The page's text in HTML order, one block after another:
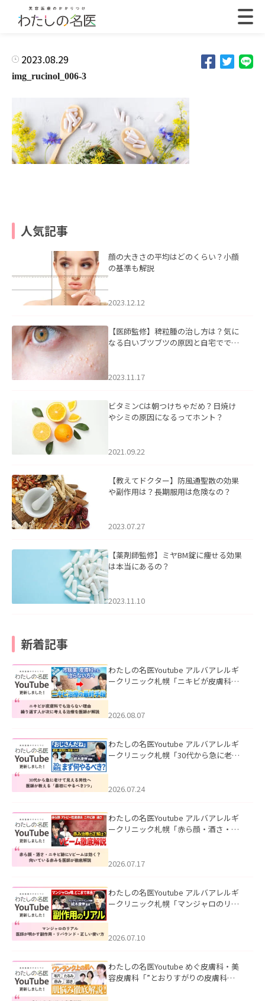
2023.08.29
img_rucinol_006-3
人気記事
顔の大きさの平均はどのくらい？小顔
の基準も解説
2023.12.12
【医師監修】稗粒腫の治し方は？気に
なる白いブツブツの原因と自宅ででき
2023.11.17
ビタミンCは朝つけちゃだめ？日焼け
やシミの原因になるってホント？
2021.09.22
【教えてドクター】防風通聖散の効果
や副作用は？長期服用は危険なの？
2023.07.27
【薬剤師監修】ミヤBM錠に痩せる効果
は本当にあるの？
2023.11.10
新着記事
わたしの名医Youtube アルバアレルギ
ークリニック札幌「ニキビが皮膚科で
ました。
2026.08.07
わたしの名医Youtube アルバアレルギ
ークリニック札幌「30代から急に老け
た。
2026.07.24
わたしの名医Youtube アルバアレルギ
ークリニック札幌「赤ら顔・酒さ・ニ
した。
2026.07.17
わたしの名医Youtube アルバアレルギ
ークリニック札幌「マンジャロのリア
た。
2026.07.10
わたしの名医Youtube めぐ皮膚科・美
容皮膚科「”とおりすがりの皮膚科